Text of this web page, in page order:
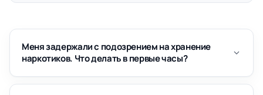
Меня задержали с подозрением на хранение
наркотиков. Что делать в первые часы?